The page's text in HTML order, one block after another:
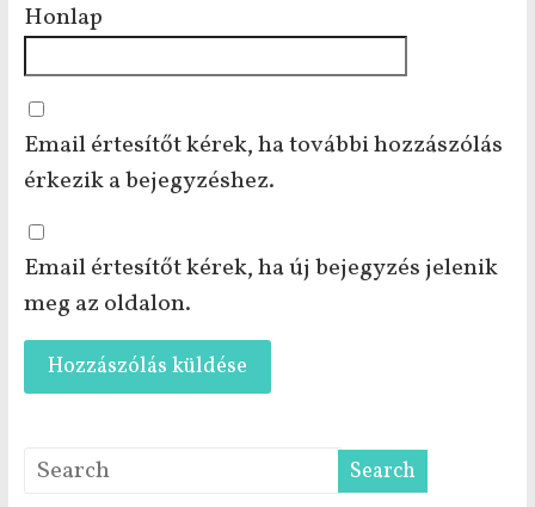
Honlap
Email értesítőt kérek, ha további hozzászólás
érkezik a bejegyzéshez.
Email értesítőt kérek, ha új bejegyzés jelenik
meg az oldalon.